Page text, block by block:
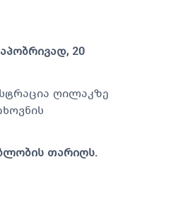
20
ღილაკზე
თარიღს.